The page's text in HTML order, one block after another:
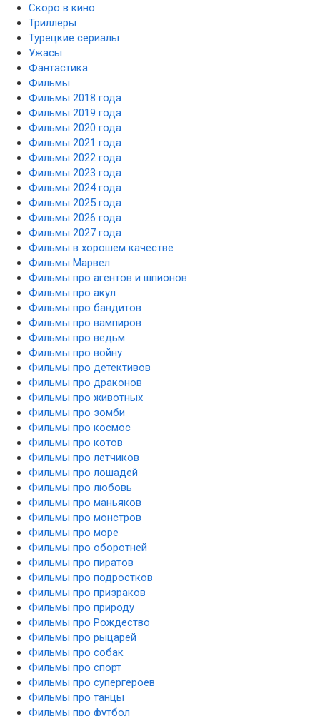
Скоро в кино
Триллеры
Турецкие сериалы
Ужасы
Фантастика
Фильмы
Фильмы 2018 года
Фильмы 2019 года
Фильмы 2020 года
Фильмы 2021 года
Фильмы 2022 года
Фильмы 2023 года
Фильмы 2024 года
Фильмы 2025 года
Фильмы 2026 года
Фильмы 2027 года
Фильмы в хорошем качестве
Фильмы Марвел
Фильмы про агентов и шпионов
Фильмы про акул
Фильмы про бандитов
Фильмы про вампиров
Фильмы про ведьм
Фильмы про войну
Фильмы про детективов
Фильмы про драконов
Фильмы про животных
Фильмы про зомби
Фильмы про космос
Фильмы про котов
Фильмы про летчиков
Фильмы про лошадей
Фильмы про любовь
Фильмы про маньяков
Фильмы про монстров
Фильмы про море
Фильмы про оборотней
Фильмы про пиратов
Фильмы про подростков
Фильмы про призраков
Фильмы про природу
Фильмы про Рождество
Фильмы про рыцарей
Фильмы про собак
Фильмы про спорт
Фильмы про супергероев
Фильмы про танцы
Фильмы про футбол